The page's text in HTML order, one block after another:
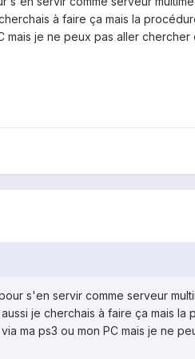
à faire ça mais la
je ne peux pas aller
s'en servir comme serveur
je cherchais à faire ça mais la
ma ps3 ou mon PC mais je ne